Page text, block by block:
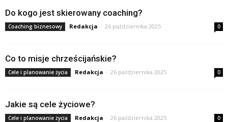
Do kogo jest skierowany coaching?
Coaching biznesowy Redakcja - 26 października 2025 0
Co to misje chrześcijańskie?
Cele i planowanie życia Redakcja - 26 października 2025 0
Jakie są cele życiowe?
Cele i planowanie życia Redakcja - 26 października 2025 0